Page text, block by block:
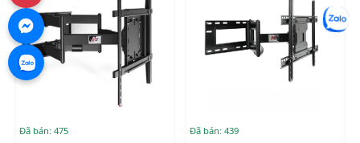
Đã bán: 475 Đã bán: 439